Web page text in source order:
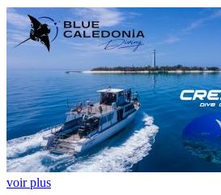
voir plus